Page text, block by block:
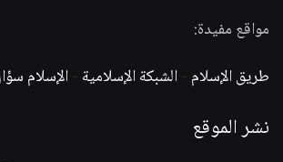
مواقع مفيدة:
طريق الإسلام -الشبكة الإسلامية -الإسلام
نشر الموقع